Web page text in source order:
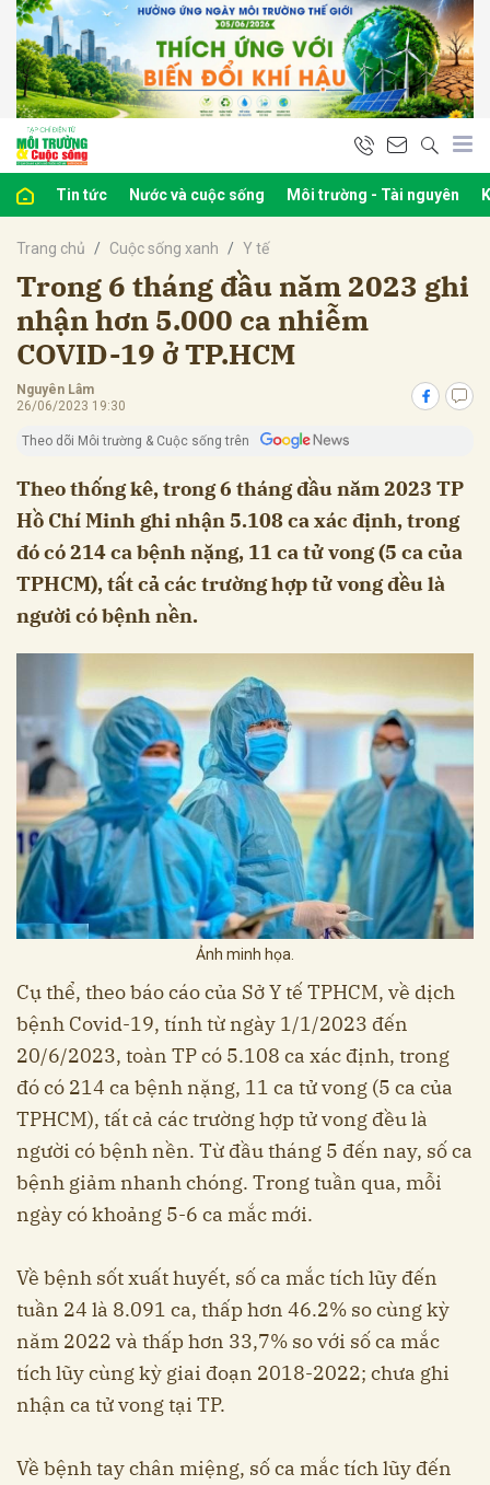
Tin tức Nước và cuộc sống Môi trường - Tài nguyên
Trang chủ Cuộc sống xanh Y tế
Trong 6 tháng đầu năm 2023 ghi
nhận hơn 5.000 ca nhiễm
COVID-19 ở TP.HCM
Nguyên Lâm
26/06/2023 19:30
Theo dõi Môi trường & Cuộc sống trên
Theo thống kê, trong 6 tháng đầu năm 2023 TP
Hồ Chí Minh ghi nhận 5.108 ca xác định, trong
đó có 214 ca bệnh nặng, 11 ca tử vong (5 ca của
TPHCM), tất cả các trường hợp tử vong đều là
người có bệnh nền.
Ảnh minh họa.
Cụ thể, theo báo cáo của Sở Y tế TPHCM, về dịch
bệnh Covid-19, tính từ ngày 1/1/2023 đến
20/6/2023, toàn TP có 5.108 ca xác định, trong
đó có 214 ca bệnh nặng, 11 ca tử vong (5 ca của
TPHCM), tất cả các trường hợp tử vong đều là
người có bệnh nền. Từ đầu tháng 5 đến nay, số ca
bệnh giảm nhanh chóng. Trong tuần qua, mỗi
ngày có khoảng 5-6 ca mắc mới.
Về bệnh sốt xuất huyết, số ca mắc tích lũy đến
tuần 24 là 8.091 ca, thấp hơn 46.2% so cùng kỳ
năm 2022 và thấp hơn 33,7% so với số ca mắc
tích lũy cùng kỳ giai đoạn 2018-2022; chưa ghi
nhận ca tử vong tại TP.
Về bệnh tay chân miệng, số ca mắc tích lũy đến
luận